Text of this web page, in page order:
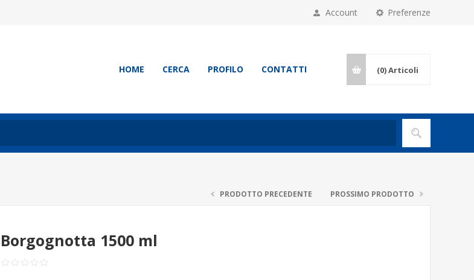
Preferenze
Account
HOME CERCA PROFILO CONTATTI (0)Articoli
PRODOTTO PRECEDENTE PROSSIMO PRODOTTO
Borgognotta 1500 ml